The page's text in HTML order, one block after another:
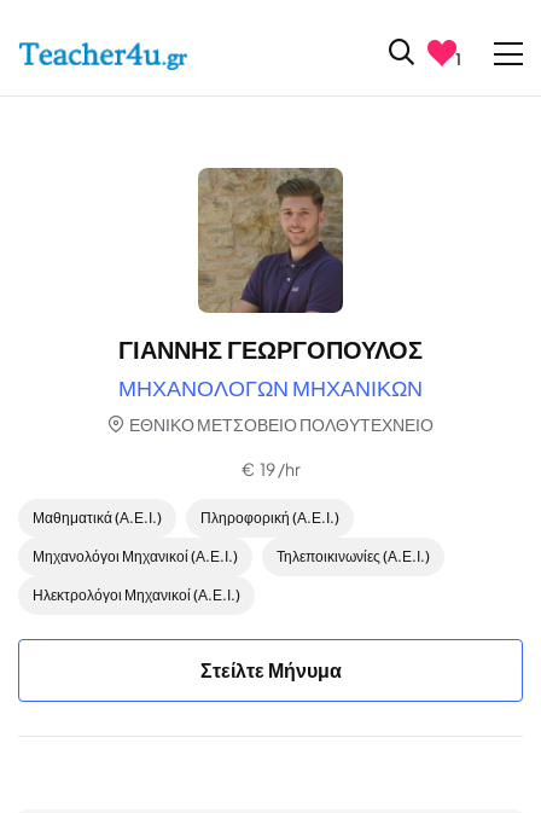
1
ΓΙΑΝΝΗΣ ΓΕΩΡΓΟΠΟΥΛΟΣ
ΜΗΧΑΝΟΛΟΓΩΝ ΜΗΧΑΝΙΚΩΝ
ΕΘΝΙΚΟ ΜΕΤΣΟΒΕΙΟ ΠΟΛΘΥΤΕΧΝΕΙΟ
€ 19 /hr
Μαθηματικά (Α.Ε.Ι.) Πληροφορική (Α.Ε.Ι.)
Μηχανολόγοι Μηχανικοί (Α.Ε.Ι.) Τηλεποικινωνίες (Α.Ε.Ι.)
Ηλεκτρολόγοι Μηχανικοί (Α.Ε.Ι.)
Στείλτε Μήνυμα